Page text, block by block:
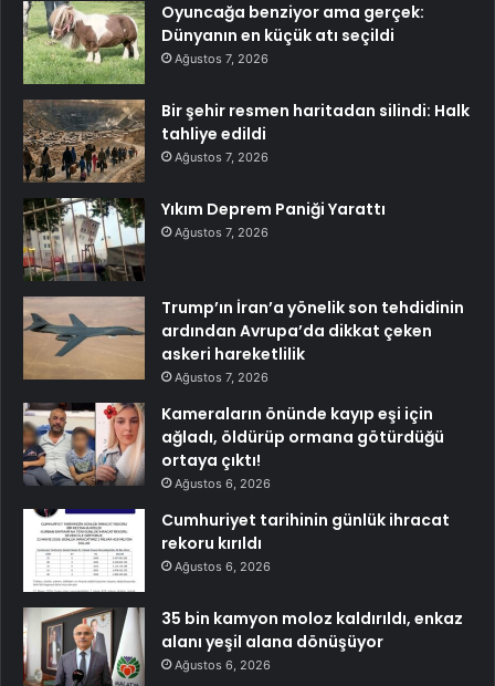
Oyuncağa benziyor ama gerçek:
Dünyanın en küçük atı seçildi
Ağustos 7, 2026
Bir şehir resmen haritadan silindi: Halk
tahliye edildi
Ağustos 7, 2026
Yıkım Deprem Paniği Yarattı
Ağustos 7, 2026
Trump’ın İran’a yönelik son tehdidinin
ardından Avrupa’da dikkat çeken
askeri hareketlilik
Ağustos 7, 2026
Kameraların önünde kayıp eşi için
ağladı, öldürüp ormana götürdüğü
ortaya çıktı!
Ağustos 6, 2026
Cumhuriyet tarihinin günlük ihracat
rekoru kırıldı
Ağustos 6, 2026
35 bin kamyon moloz kaldırıldı, enkaz
alanı yeşil alana dönüşüyor
Ağustos 6, 2026